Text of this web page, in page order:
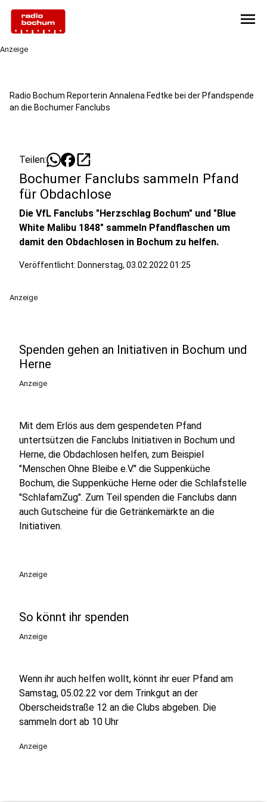
menu
Anzeige
Radio Bochum Reporterin Annalena Fedtke bei der Pfandspende
an die Bochumer Fanclubs
Teilen: open_in_new
Bochumer Fanclubs sammeln Pfand
für Obdachlose
Die VfL Fanclubs "Herzschlag Bochum" und "Blue
White Malibu 1848" sammeln Pfandflaschen um
damit den Obdachlosen in Bochum zu helfen.
Veröffentlicht: Donnerstag, 03.02.2022 01:25
Anzeige
Spenden gehen an Initiativen in Bochum und
Herne
Anzeige
Mit dem Erlös aus dem gespendeten Pfand
untertsützen die Fanclubs Initiativen in Bochum und
Herne, die Obdachlosen helfen, zum Beispiel
"Menschen Ohne Bleibe e.V." die Suppenküche
Bochum, die Suppenküche Herne oder die Schlafstelle
"SchlafamZug". Zum Teil spenden die Fanclubs dann
auch Gutscheine für die Getränkemärkte an die
Initiativen.
Anzeige
So könnt ihr spenden
Anzeige
Wenn ihr auch helfen wollt, könnt ihr euer Pfand am
Samstag, 05.02.22 vor dem Trinkgut an der
Oberscheidstraße 12 an die Clubs abgeben. Die
sammeln dort ab 10 Uhr
Anzeige